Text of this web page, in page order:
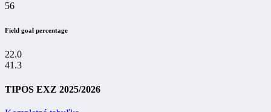
56
Field goal percentage
22.0
41.3
TIPOS EXZ 2025/2026